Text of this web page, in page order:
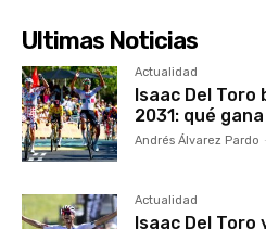
Ultimas Noticias
Actualidad
Isaac Del Toro
2031: qué gana
Andrés Álvarez Pardo
Actualidad
Isaac Del Toro